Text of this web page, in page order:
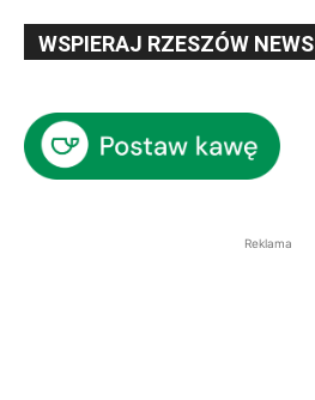
WSPIERAJ RZESZÓW NEWS
Reklama